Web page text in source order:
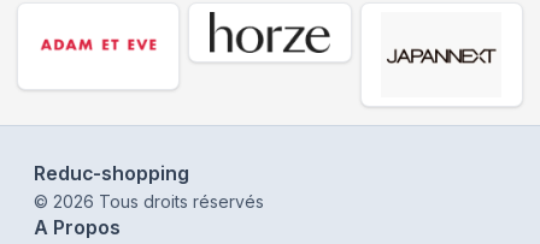
Reduc-shopping
© 2026 Tous droits réservés
A Propos